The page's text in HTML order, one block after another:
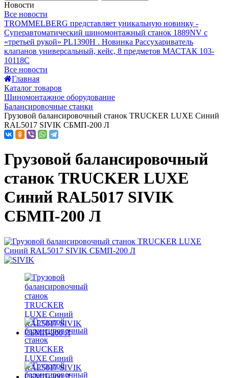
Новости
Все новости
TROMMELBERG представляет уникальную новинку -
Суперавтоматический шиномонтажный станок 1889NV с
«третьей рукой» PL1390H . Новинка Рассухариватель
клапанов универсальный, кейс, 8 предметов МАСТАК 103-
10118C
Все новости
Главная
Каталог товаров
Шиномонтажное оборудование
Балансировочные станки
Грузовой балансировочный станок TRUCKER LUXE Синий
RAL5017 SIVIK СБМП-200 Л
Грузовой балансировочный
станок TRUCKER LUXE
Синий RAL5017 SIVIK
СБМП-200 Л